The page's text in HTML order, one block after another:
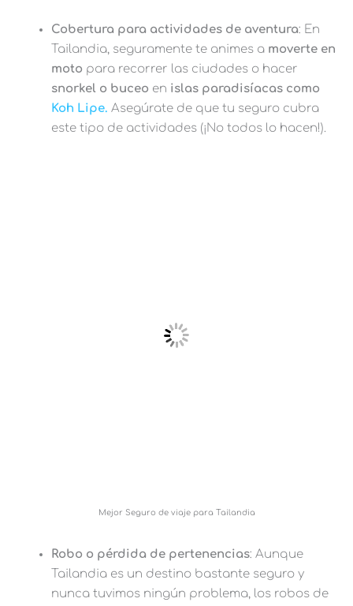
Cobertura para actividades de aventura: En
Tailandia, seguramente te animes a moverte en
moto para recorrer las ciudades o hacer
snorkel o buceo en islas paradisíacas como
Koh Lipe. Asegúrate de que tu seguro cubra
este tipo de actividades (¡No todos lo hacen!).
Mejor Seguro de viaje para Tailandia
Robo o pérdida de pertenencias: Aunque
Tailandia es un destino bastante seguro y
nunca tuvimos ningún problema, los robos de